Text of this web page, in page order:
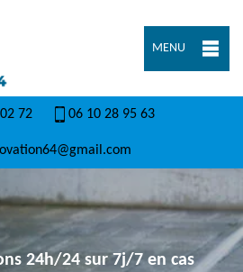
MENU
72 06 10 28 95 63
24h/24 sur 7j/7 en cas